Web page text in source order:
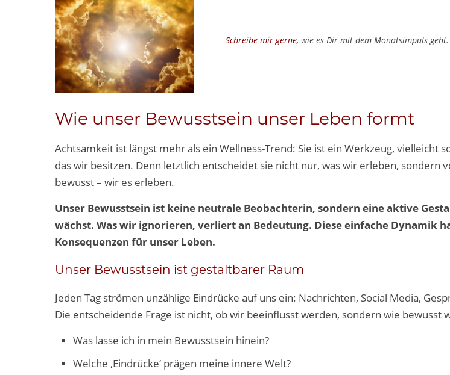
Schreibe mir gerne, wie es Dir mit dem Monatsimpuls geht.
Wie unser Bewusstsein unser Leben formt
Achtsamkeit ist längst mehr als ein Wellness-Trend: Sie ist ein Werkzeug, vielleicht
das wir besitzen. Denn letztlich entscheidet sie nicht nur, was wir erleben, sondern
bewusst – wir es erleben.
Unser Bewusstsein ist keine neutrale Beobachterin, sondern eine aktive
wächst. Was wir ignorieren, verliert an Bedeutung. Diese einfache Dynamik
Konsequenzen für unser Leben.
Unser Bewusstsein ist gestaltbarer Raum
Jeden Tag strömen unzählige Eindrücke auf uns ein: Nachrichten, Social Media,
Die entscheidende Frage ist nicht, ob wir beeinflusst werden, sondern wie bewusst
Was lasse ich in mein Bewusstsein hinein?
Welche ‚Eindrücke‘ prägen meine innere Welt?